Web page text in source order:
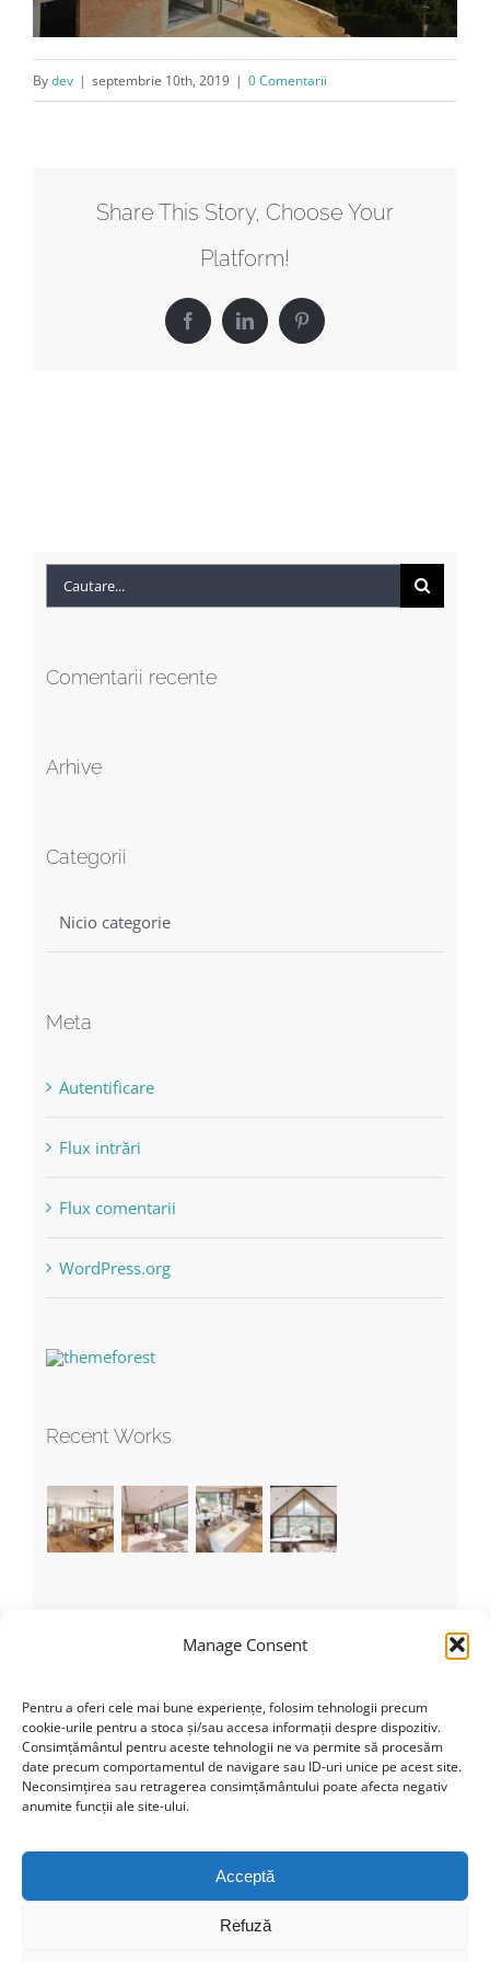
Manage Consent
Pentru a oferi cele mai bune experiențe, folosim tehnologii precum
cookie-urile pentru a stoca și/sau accesa informații despre dispozitiv.
Consimțământul pentru aceste tehnologii ne va permite să procesăm
date precum comportamentul de navigare sau ID-uri unice pe acest site.
Neconsimțirea sau retragerea consimțământului poate afecta negativ
anumite funcții ale site-ului.
Acceptă
Refuză
Bydev | septembrie 10th, 2019 | 0 Comentarii
Share This Story, Choose Your
Platform!
FacebookLinkedInPinterest
Cautare...
Comentarii recente
Arhive
Categorii
Nicio categorie
Meta
Autentificare
Flux intrări
Flux comentarii
WordPress.org
Recent Works
Categorii